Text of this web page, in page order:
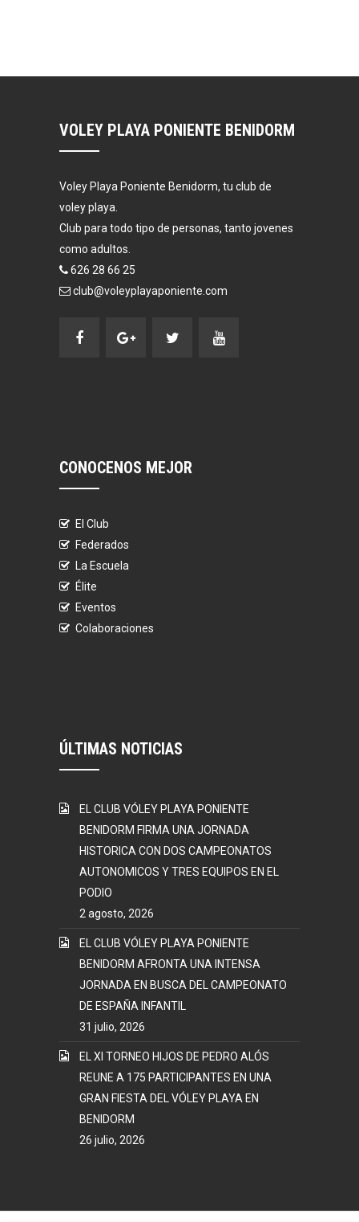
VOLEY PLAYA PONIENTE BENIDORM
Voley Playa Poniente Benidorm, tu club de
voley playa.
Club para todo tipo de personas, tanto jovenes
como adultos.
626 28 66 25
club@voleyplayaponiente.com
CONOCENOS MEJOR
El Club
Federados
La Escuela
Élite
Eventos
Colaboraciones
ÚLTIMAS NOTICIAS
EL CLUB VÓLEY PLAYA PONIENTE
BENIDORM FIRMA UNA JORNADA
HISTORICA CON DOS CAMPEONATOS
AUTONOMICOS Y TRES EQUIPOS EN EL
PODIO
2 agosto, 2026
EL CLUB VÓLEY PLAYA PONIENTE
BENIDORM AFRONTA UNA INTENSA
JORNADA EN BUSCA DEL CAMPEONATO
DE ESPAÑA INFANTIL
31 julio, 2026
EL XI TORNEO HIJOS DE PEDRO ALÓS
REUNE A 175 PARTICIPANTES EN UNA
GRAN FIESTA DEL VÓLEY PLAYA EN
BENIDORM
26 julio, 2026